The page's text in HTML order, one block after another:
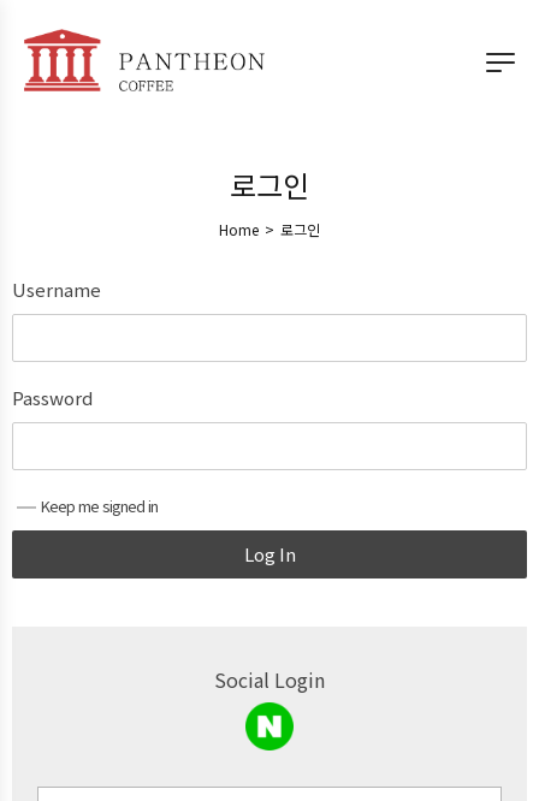
로그인
Home > 로그인
Username
Password
Keep me signed in
Log In
Social Login